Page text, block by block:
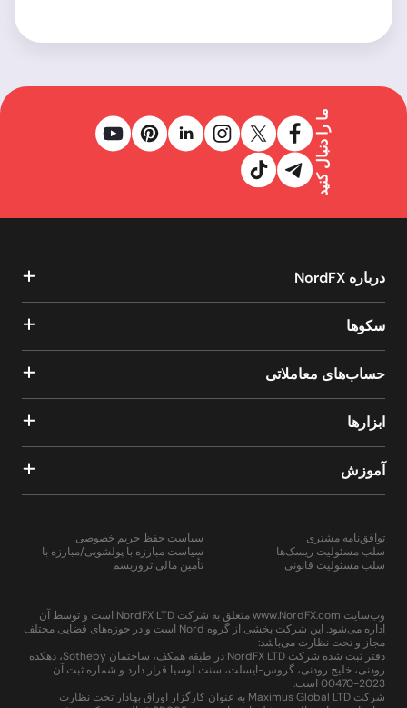
ما را دنبال کنید
درباره NordFX
سکوها
حساب‌های معاملاتی
ابزارها
آموزش
توافق‌نامه مشتری
سلب مسئولیت ریسک‌ها
سلب مسئولیت قانونی
سیاست حفظ حریم خصوصی
سیاست مبارزه با پولشویی/مبارزه با
تأمین مالی تروریسم
وب‌سایت www.NordFX.com متعلق به شرکت NordFX LTD است و توسط آن
اداره می‌شود. این شرکت بخشی از گروه Nord است و در حوزه‌های قضایی مختلف
مجاز و تحت نظارت می‌باشد:
دفتر ثبت شده شرکت NordFX LTD در طبقه همکف، ساختمان Sotheby، دهکده
رودنی، خلیج رودنی، گروس-ایسلت، سنت لوسیا قرار دارد و شماره ثبت آن
2023-00470 است.
شرکت Maximus Global LTD به عنوان کارگزار اوراق بهادار تحت نظارت